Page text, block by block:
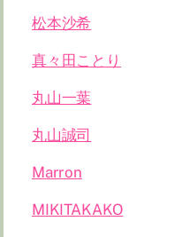
松本沙希
真々田ことり
丸山一葉
丸山誠司
Marron
MIKITAKAKO